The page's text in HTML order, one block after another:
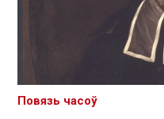
Повязь часоў